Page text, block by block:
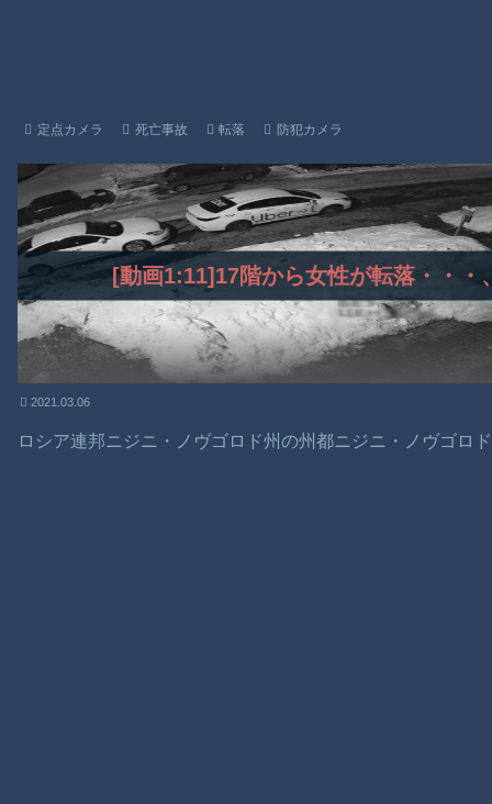
定点カメラ 死亡事故 転落 防犯カメラ
[動画1:11]17階から女性が転落・・・
2021.03.06
ロシア連邦ニジニ・ノヴゴロド州の州都ニジニ・ノヴゴロ